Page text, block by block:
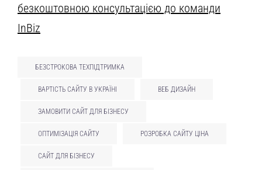
безкоштовною консультацією до команди
InBiz
БЕЗСТРОКОВА ТЕХПІДТРИМКА
ВАРТІСТЬ САЙТУ В УКРАЇНІ ВЕБ ДИЗАЙН
ЗАМОВИТИ САЙТ ДЛЯ БІЗНЕСУ
ОПТИМІЗАЦІЯ САЙТУ РОЗРОБКА САЙТУ ЦІНА
САЙТ ДЛЯ БІЗНЕСУ